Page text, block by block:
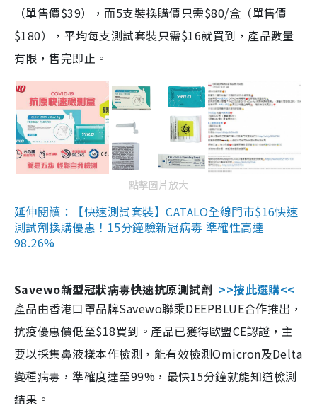
（單售價$39），而5支裝換購價只需$80/盒（單售價
$180），平均每支測試套裝只需$16就買到，產品數量
有限，售完即止。
點擊圖片放大
延伸閱讀：【快速測試套裝】CATALO全線門市$16快速
測試劑換購優惠！15分鐘驗新冠病毒 準確性高達
98.26%
Savewo新型冠狀病毒快速抗原測試劑 >>按此選購<<
產品由香港口罩品牌Savewo聯乘DEEPBLUE合作推出，
抗疫優惠價低至$18買到。產品已獲得歐盟CE認證，主
要以採集鼻液樣本作檢測，能有效檢測Omicron及Delta
變種病毒，準確度達至99%，最快15分鐘就能知道檢測
結果。